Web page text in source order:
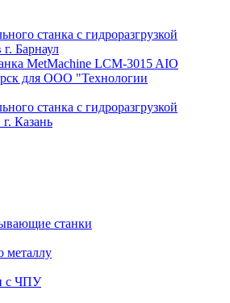
станка c гидроразгрузкой
Барнаул
MetMachine LCM-3015 AIO
для ООО "Технологии
станка c гидроразгрузкой
Казань
станки
металлу
с ЧПУ